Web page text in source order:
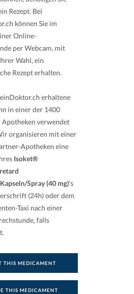
Rezept. Bei
können Sie im
Online-
per Webcam, mit
Wahl, ein
Rezept erhalten.
erhaltene
in einer der 1400
Apotheken verwendet
organisieren mit einer
Apotheken eine
Isoket®
Spray (40 mg)'s
(24h) oder dem
Taxi nach einer
falls
THIS MEDICAMENT
THIS MEDICAMENT